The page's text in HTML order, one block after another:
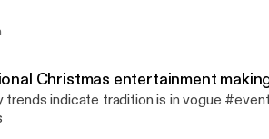
Christmas entertainment
trends indicate tradition is in vogue